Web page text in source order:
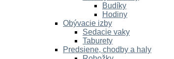
Budíky
Hodiny
Obývacie izby
Sedacie vaky
Taburety
Predsiene, chodby a haly